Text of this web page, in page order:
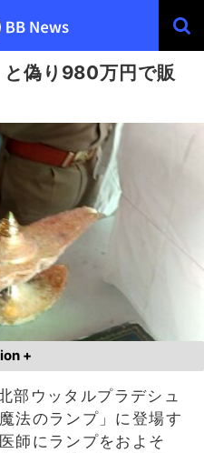
と偽り980万円で販
+
部ウッタルプラデシュ
法のランプ」に登場す
師にランプをおよそ